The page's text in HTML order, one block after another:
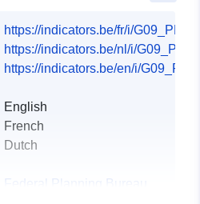
https://indicators.be/fr/i/G09_PRC/
https://indicators.be/nl/i/
https://indicators.be/en/i/
English
French
Dutch
Federal Planning Bureau